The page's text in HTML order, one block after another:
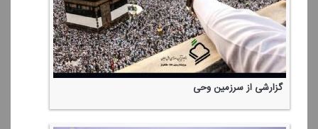
گزارشی از سرزمین وحی